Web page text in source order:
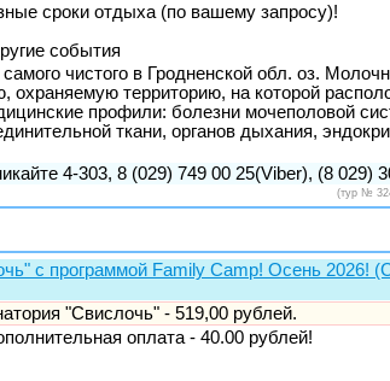
сроки отдыха (по вашему запросу)!
события
чистого в Гродненской обл. оз.
охраняемую территорию, на которой
профили: болезни мочеполовой
ткани, органов дыхания,
4-303, 8 (029) 749 00 25(Viber), (8 029)
(тур №
с программой Family Camp! Осень 2026!
"Свислочь" - 519,00 рублей.
оплата - 40.00 рублей!